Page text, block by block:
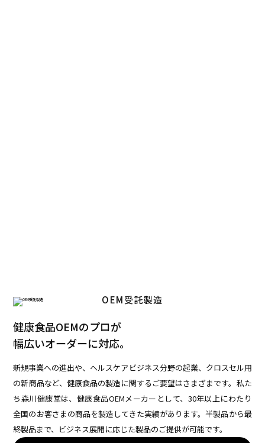
OEM受託製造
健康食品OEMのプロが
幅広いオーダーに対応。
新規事業への進出や、ヘルスケアビジネス分野の起業、クロスセル用
の新商品など、健康食品の製造に関するご要望はさまざまです。私た
ち森川健康堂は、健康食品OEMメーカーとして、30年以上にわたり
全国のお客さまの商品を製造してきた実績があります。半製品から最
終製品まで、ビジネス展開に応じた製品のご提供が可能です。